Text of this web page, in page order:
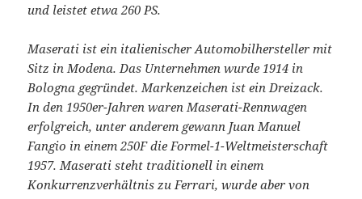
und leistet etwa 260 PS.
Maserati ist ein italienischer Automobilhersteller mit
Sitz in Modena. Das Unternehmen wurde 1914 in
Bologna gegründet. Markenzeichen ist ein Dreizack.
In den 1950er-Jahren waren Maserati-Rennwagen
erfolgreich, unter anderem gewann Juan Manuel
Fangio in einem 250F die Formel-1-Weltmeisterschaft
1957. Maserati steht traditionell in einem
Konkurrenzverhältnis zu Ferrari, wurde aber von